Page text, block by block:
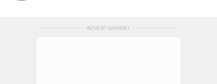
ADVERTISEMENT